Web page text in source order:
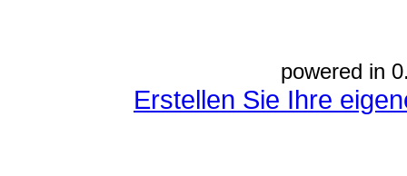
powered in
Erstellen Sie Ihre